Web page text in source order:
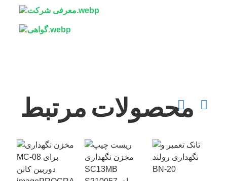
محصولات مرتبط